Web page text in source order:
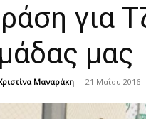
για
μας
Μαναράκη - 21 Μαΐου 2016